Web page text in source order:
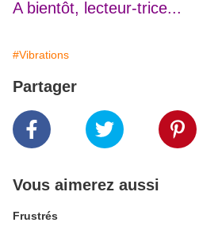
A bientôt, lecteur-trice...
#Vibrations
Partager
Vous aimerez aussi
Frustrés